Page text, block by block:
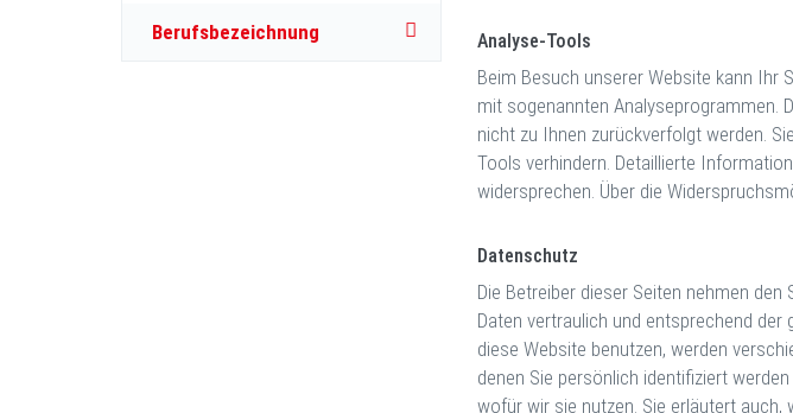
Berufsbezeichnung Analyse-Tools
Beim Besuch unserer Website kann Ihr
mit sogenannten Analyseprogrammen.
nicht zu Ihnen zurückverfolgt werden.
Tools verhindern. Detaillierte
widersprechen. Über die
Datenschutz
Die Betreiber dieser Seiten nehmen
Daten vertraulich und entsprechend
diese Website benutzen, werden
denen Sie persönlich identifiziert
wofür wir sie nutzen. Sie erläutert auch,